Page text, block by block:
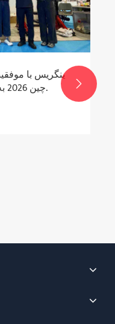
ینگریس با
ورزشی Xiamen چین 2026 به پایان رساند.
